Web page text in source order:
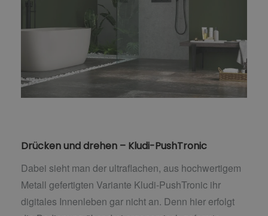
Drücken und drehen – Kludi-PushTronic
Dabei sieht man der ultraflachen, aus hochwertigem
Metall gefertigten Variante Kludi-PushTronic ihr
digitales Innenleben gar nicht an. Denn hier erfolgt